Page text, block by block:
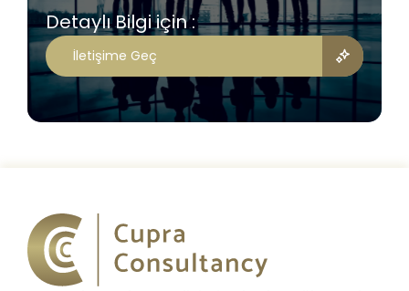
Detaylı Bilgi için :
İletişime Geç